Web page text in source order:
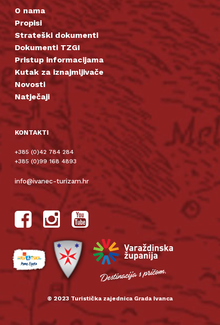
O nama
Propisi
Strateški dokumenti
Dokumenti TZGI
Pristup informacijama
Kutak za iznajmljivače
Novosti
Natječaji
KONTAKTI
+385 (0)42 784 284
+385 (0)99 168 4893
info@ivanec-turizam.hr
© 2023 Turistička zajednica Grada Ivanca